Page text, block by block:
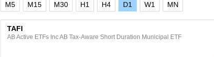
M5 M15 M30 H1 H4 D1 W1 MN
TAFI
AB Active ETFs Inc AB Tax-Aware Short Duration Municipal ETF